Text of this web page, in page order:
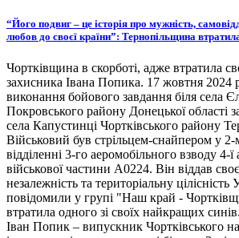
“Його подвиг – це історія про мужність,
любов до своєї країни”: Тернопільщина
Чортківщина в скорботі, адже втратила
захисника Івана Попика. 17 жовтня 2024
виконання бойового завдання біля села
Покровського району Донецької області
села Капустинці Чортківського району
Військовий був стрільцем-снайпером у
відділенні 3-го аеромобільного взводу 4-ї
військової частини А0224. Він віддав
незалежність та територіальну
повідомили у групі "Наш край -
втратила одного зі своїх найкращих
Іван Попик – випускник Чортківського